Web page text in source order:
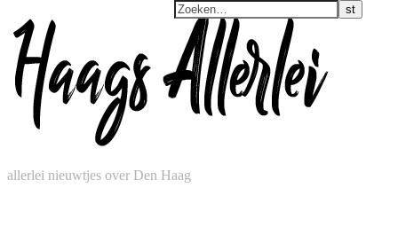
allerlei nieuwtjes over Den Haag